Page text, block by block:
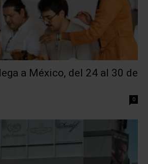
a México, del 24 al 30 de
0